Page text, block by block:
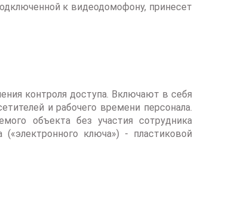
к видеодомофону, принесет
контроля доступа. Включают в себя
и рабочего времени персонала.
объекта без участия сотрудника
ключа») - пластиковой